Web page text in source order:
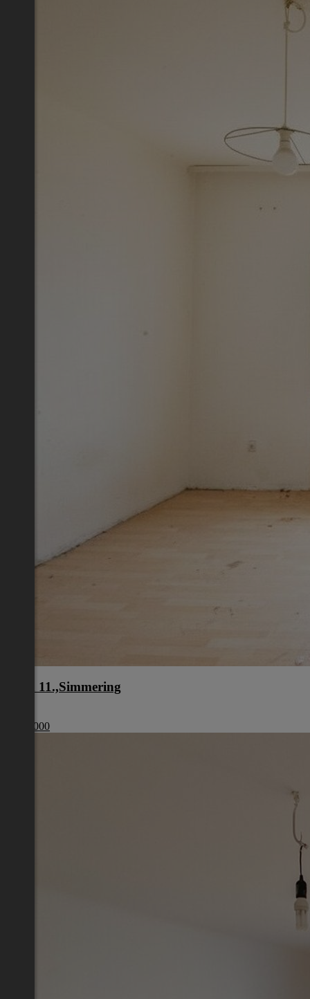
Wien 11.,Simmering
€ 179 000